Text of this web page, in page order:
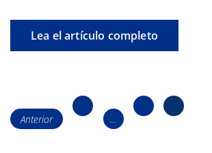
Lea el artículo completo
Navegación
deAnterior
Página
...
Página15Página16